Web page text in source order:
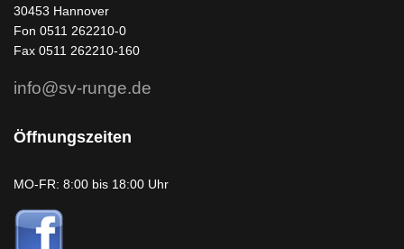
30453 Hannover
Fon 0511 262210-0
Fax 0511 262210-160
info@sv-runge.de
Öffnungszeiten
MO-FR: 8:00 bis 18:00 Uhr